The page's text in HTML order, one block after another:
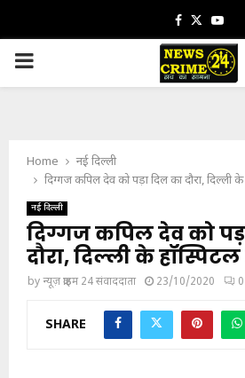
Facebook
Twitter
PRIMARY
Home
नई दिल्ली
दिग्गज कपिल देव को पड़ा दिल का दौरा, दिल्ली के
नई दिल्ली
दिग्गज कपिल देव को
दौरा, दिल्ली के हॉस्पिटल
byन्यूज़ क्राइम 24 संवाददाता 23/10/2020 0
SHARE